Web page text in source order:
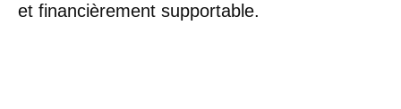
et financièrement supportable.